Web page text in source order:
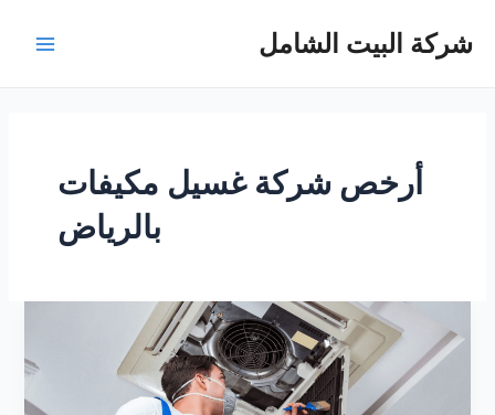
المحتوى
شركة البيت الشامل
أرخص شركة غسيل مكيفات
بالرياض